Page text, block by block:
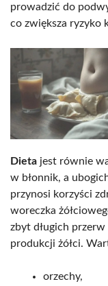
prowadzić do
co zwiększa ryzyko
Dieta jest równie
w błonnik, a
przynosi korzyści
woreczka
zbyt długich przerw
produkcji żółci.
orzechy,